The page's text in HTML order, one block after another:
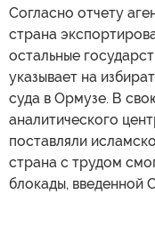
Согласно отчету
страна
остальные
указывает на
суда в Ормузе. В
аналитического
поставляли
страна с трудом
блокады, введенной